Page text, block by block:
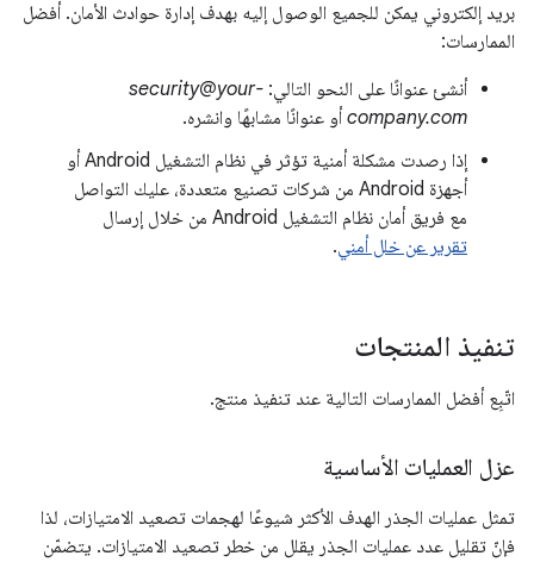
بريد إلكتروني يمكن للجميع الوصول إليه بهدف إدارة حوادث الأمان. أفضل
الممارسات:
أنشئ عنوانًا على النحو التالي: security@your-
company.com أو عنوانًا مشابهًا وانشره.
إذا رصدت مشكلة أمنية تؤثر في نظام التشغيل Android أو
أجهزة Android من شركات تصنيع متعددة، عليك التواصل
مع فريق أمان نظام التشغيل Android من خلال إرسال
تقرير عن خلل أمني.
تنفيذ المنتجات
اتّبِع أفضل الممارسات التالية عند تنفيذ منتج.
عزل العمليات الأساسية
تمثل عمليات الجذر الهدف الأكثر شيوعًا لهجمات تصعيد الامتيازات، لذا
فإنّ تقليل عدد عمليات الجذر يقلل من خطر تصعيد الامتيازات. يتضمّن